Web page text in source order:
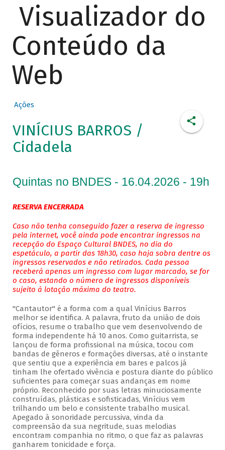
Visualizador do
Conteúdo da
Web
Ações
VINÍCIUS BARROS /
Cidadela
Quintas no BNDES - 16.04.2026 - 19h
RESERVA ENCERRADA
Caso não tenha conseguido fazer a reserva de ingresso
pela internet, você ainda pode encontrar ingressos na
recepção do Espaço Cultural BNDES, no dia do
espetáculo, a partir das 18h30, caso haja sobra dentre os
ingressos reservados e não retirados. Cada pessoa
receberá apenas um ingresso com lugar marcado, se for
o caso, estando o número de ingressos disponíveis
sujeito à lotação máxima do teatro.
"Cantautor" é a forma com a qual Vinícius Barros
melhor se identifica. A palavra, fruto da união de dois
ofícios, resume o trabalho que vem desenvolvendo de
forma independente há 10 anos. Como guitarrista, se
lançou de forma profissional na música, tocou com
bandas de gêneros e formações diversas, até o instante
que sentiu que a experiência em bares e palcos já
tinham lhe ofertado vivência e postura diante do público
suficientes para começar suas andanças em nome
próprio. Reconhecido por suas letras minuciosamente
construídas, plásticas e sofisticadas, Vinícius vem
trilhando um belo e consistente trabalho musical.
Apegado à sonoridade percussiva, vinda da
compreensão da sua negritude, suas melodias
encontram companhia no ritmo, o que faz as palavras
ganharem tonicidade e força.